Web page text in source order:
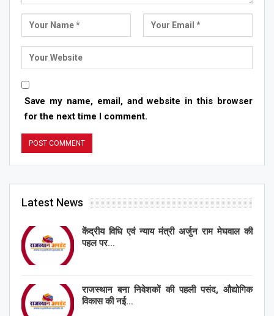
Save my name, email, and website in this browser
for the next time I comment.
Latest News
केंद्रीय विधि एवं न्याय मंत्री अर्जुन राम मेघवाल की
पहल पर…
राजस्थान बना निवेशकों की पहली पसंद, औद्योगिक
विकास की नई…